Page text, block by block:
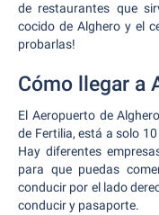
de restaurantes que
cocido de Alghero y el
probarlas!
Cómo llegar a
El Aeropuerto de
de Fertilia, está a solo
Hay diferentes
para que puedas
conducir por el lado
conducir y pasaporte.